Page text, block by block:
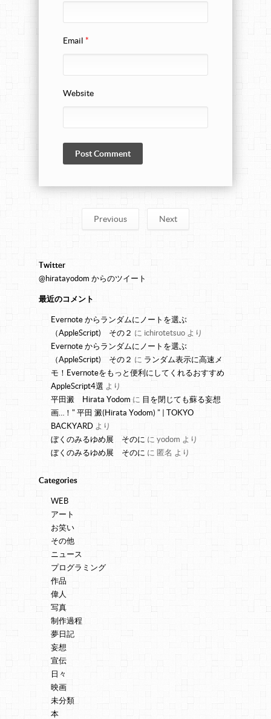
Email *
Website
Previous Next
Twitter
@hiratayodom からのツイート
最近のコメント
Evernote からランダムにノートを選ぶ
（AppleScript) その２ に ichirotetsuo より
Evernote からランダムにノートを選ぶ
（AppleScript) その２ に ランダム表示に高速メ
モ！Evernoteをもっと便利にしてくれるおすすめ
AppleScript4選 より
平田澱 Hirata Yodom に 目を閉じても蘇る妄想
画…！" 平田 澱(Hirata Yodom) " | TOKYO
BACKYARD より
ぼくのみるゆめ展 そのに に yodom より
ぼくのみるゆめ展 そのに に 匿名 より
Categories
WEB
アート
お笑い
その他
ニュース
プログラミング
作品
偉人
写真
制作過程
夢日記
妄想
宣伝
日々
映画
未分類
本